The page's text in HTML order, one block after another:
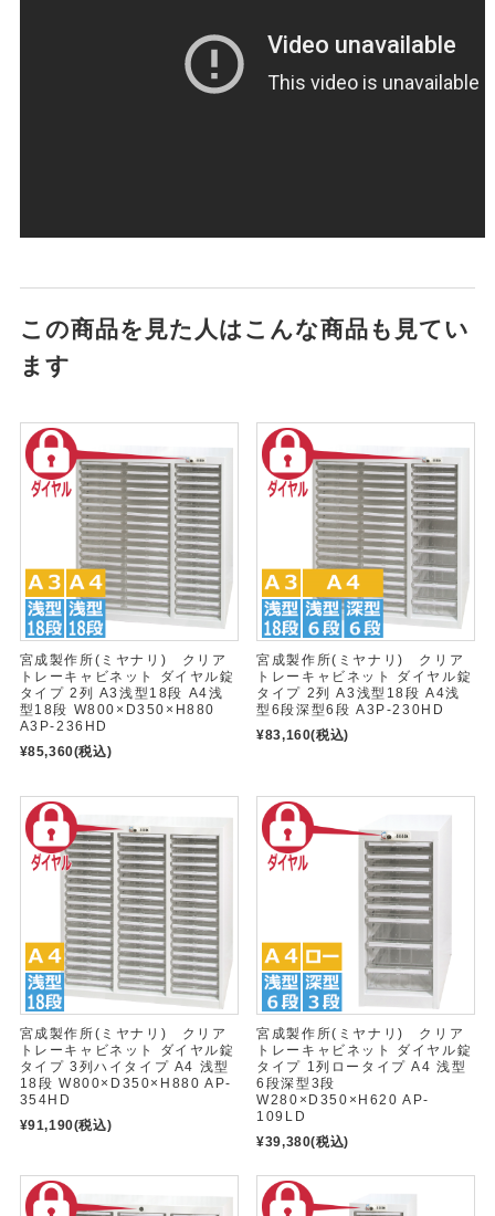
この商品を見た人はこんな商品も見てい
ます
宮成製作所(ミヤナリ) クリア
トレーキャビネット ダイヤル錠
タイプ 2列 A3浅型18段 A4浅
型18段 W800×D350×H880
A3P-236HD
¥85,360(税込)
宮成製作所(ミヤナリ) クリア
トレーキャビネット ダイヤル錠
タイプ 2列 A3浅型18段 A4浅
型6段深型6段 A3P-230HD
¥83,160(税込)
宮成製作所(ミヤナリ) クリア
トレーキャビネット ダイヤル錠
タイプ 3列ハイタイプ A4 浅型
18段 W800×D350×H880 AP-
354HD
¥91,190(税込)
宮成製作所(ミヤナリ) クリア
トレーキャビネット ダイヤル錠
タイプ 1列ロータイプ A4 浅型
6段深型3段
W280×D350×H620 AP-
109LD
¥39,380(税込)